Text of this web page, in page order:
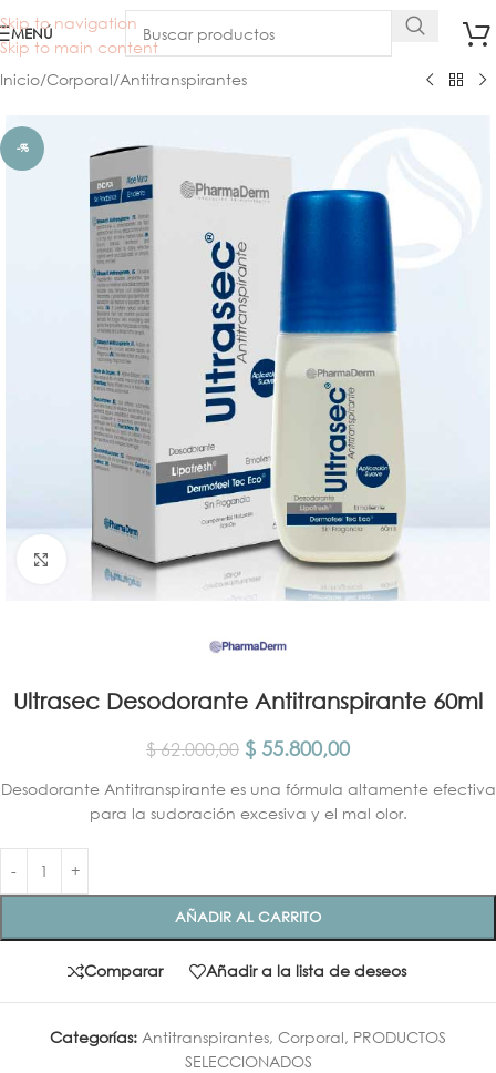
Skip to navigation
Skip to main content
MENÚ
Inicio/Corporal/Antitranspirantes
-%
Click para agrandar
Ultrasec Desodorante Antitranspirante 60ml
$62.000,00 $ 55.800,00
Desodorante Antitranspirante es una fórmula altamente efectiva
para la sudoración excesiva y el mal olor.
AÑADIR AL CARRITO
Comparar Añadir a la lista de deseos
Categorías: Antitranspirantes, Corporal, PRODUCTOS
SELECCIONADOS